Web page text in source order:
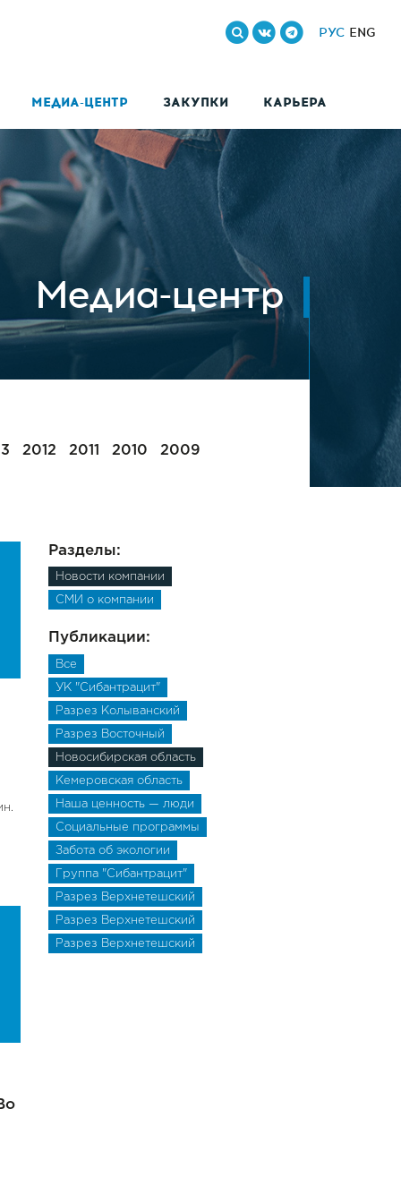
МЕДИА-ЦЕНТР ЗАКУПКИ КАРЬЕРА
РУС ENG
Медиа-центр
2012 2011 2010 2009
Разделы:
Новости компании
СМИ о компании
Публикации:
Все
УК "Сибантрацит"
Разрез Колыванский
Разрез Восточный
Новосибирская область
Кемеровская область
Наша ценность — люди
Социальные программы
Забота об экологии
Группа "Сибантрацит"
Разрез Верхнетешский
Разрез Верхнетешский
Разрез Верхнетешский